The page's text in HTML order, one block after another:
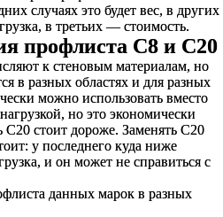
случаях это будет вес, в других
в третьих — стоимость.
профлиста С8 и С20
к стеновым материалам, но
в разных областях и для разных
можно использовать вместо
но это экономически
стоит дороже. Заменять С20
у последнего куда ниже
и он может не справиться с
данных марок в разных